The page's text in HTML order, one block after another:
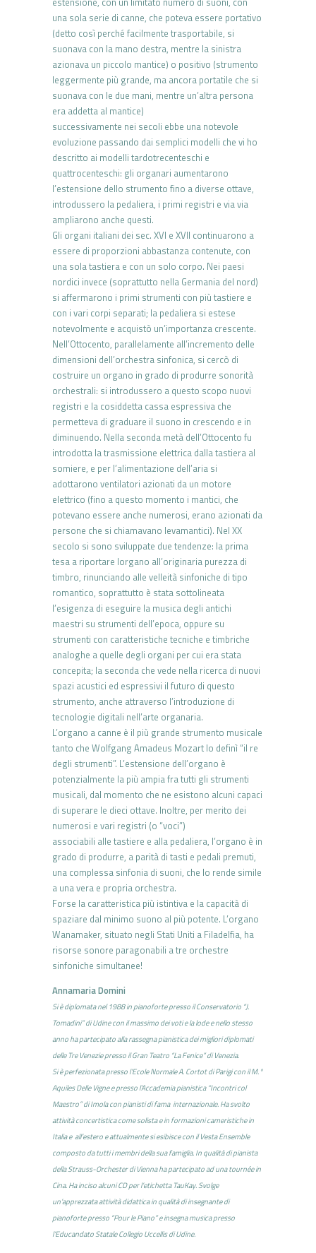
una sola serie di canne, che poteva essere portativo
(detto così perché facilmente trasportabile, si
suonava con la mano destra, mentre la sinistra
azionava un piccolo mantice) o positivo (strumento
leggermente più grande, ma ancora portatile che si
suonava con le due mani, mentre un’altra persona
era addetta al mantice)
successivamente nei secoli ebbe una notevole
evoluzione passando dai semplici modelli che vi ho
descritto ai modelli tardotrecenteschi e
quattrocenteschi: gli organari aumentarono
l’estensione dello strumento fino a diverse ottave,
introdussero la pedaliera, i primi registri e via via
ampliarono anche questi.
Gli organi italiani dei sec. XVI e XVII continuarono a
essere di proporzioni abbastanza contenute, con
una sola tastiera e con un solo corpo. Nei paesi
nordici invece (soprattutto nella Germania del nord)
si affermarono i primi strumenti con più tastiere e
con i vari corpi separati; la pedaliera si estese
notevolmente e acquistò un’importanza crescente.
Nell’Ottocento, parallelamente all’incremento delle
dimensioni dell’orchestra sinfonica, si cercò di
costruire un organo in grado di produrre sonorità
orchestrali: si introdussero a questo scopo nuovi
registri e la cosiddetta cassa espressiva che
permetteva di graduare il suono in crescendo e in
diminuendo. Nella seconda metà dell’Ottocento fu
introdotta la trasmissione elettrica dalla tastiera al
somiere, e per l’alimentazione dell’aria si
adottarono ventilatori azionati da un motore
elettrico (fino a questo momento i mantici, che
potevano essere anche numerosi, erano azionati da
persone che si chiamavano levamantici). Nel XX
secolo si sono sviluppate due tendenze: la prima
tesa a riportare lorgano all’originaria purezza di
timbro, rinunciando alle velleità sinfoniche di tipo
romantico, soprattutto è stata sottolineata
l’esigenza di eseguire la musica degli antichi
maestri su strumenti dell’epoca, oppure su
strumenti con caratteristiche tecniche e timbriche
analoghe a quelle degli organi per cui era stata
concepita; la seconda che vede nella ricerca di nuovi
spazi acustici ed espressivi il futuro di questo
strumento, anche attraverso l’introduzione di
tecnologie digitali nell’arte organaria.
L’organo a canne è il più grande strumento musicale
tanto che Wolfgang Amadeus Mozart lo definì “il re
degli strumenti”. L’estensione dell’organo è
potenzialmente la più ampia fra tutti gli strumenti
musicali, dal momento che ne esistono alcuni capaci
di superare le dieci ottave. Inoltre, per merito dei
numerosi e vari registri (o “voci”)
associabili alle tastiere e alla pedaliera, l’organo è in
grado di produrre, a parità di tasti e pedali premuti,
una complessa sinfonia di suoni, che lo rende simile
a una vera e propria orchestra.
Forse la caratteristica più istintiva e la capacità di
spaziare dal minimo suono al più potente. L’organo
Wanamaker, situato negli Stati Uniti a Filadelfia, ha
risorse sonore paragonabili a tre orchestre
sinfoniche simultanee!
Annamaria Domini
Si è diplomata nel 1988 in pianoforte presso il Conservatorio “J.
Tomadini” di Udine con il massimo dei voti e la lode e nello stesso
anno ha partecipato alla rassegna pianistica dei migliori diplomati
delle Tre Venezie presso il Gran Teatro “La Fenice” di Venezia.
Si è perfezionata presso l’Ecole Normale A. Cortot di Parigi con il M.°
Aquiles Delle Vigne e presso l’Accademia pianistica “Incontri col
Maestro” di Imola con pianisti di fama internazionale.Ha svolto
attività concertistica come solista e in formazioni cameristiche in
Italia e all’estero e attualmente si esibisce con il Vesta Ensemble
composto da tutti i membri della sua famiglia.In qualità di pianista
della Strauss-Orchester di Vienna ha partecipato ad una tournée in
Cina.Ha inciso alcuni CD per l’etichetta TauKay.Svolge
un’apprezzata attività didattica in qualità di insegnante di
pianoforte presso “Pour le Piano” e insegna musica presso
l’Educandato Statale Collegio Uccellis di Udine.